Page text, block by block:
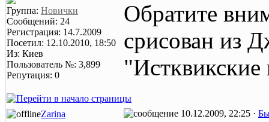
Группа: Новички
Сообщений: 24
Регистрация: 14.7.2009
Посетил: 12.10.2010, 18:50
Из: Киев
Пользователь №: 3,899
Репутация: 0
Обратите
срисован из
Zarina 10.12.2009, 22:25 ·